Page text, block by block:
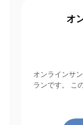
オ
オンラインサ
ランです。 このプランは、クレジットカード決済をした日を